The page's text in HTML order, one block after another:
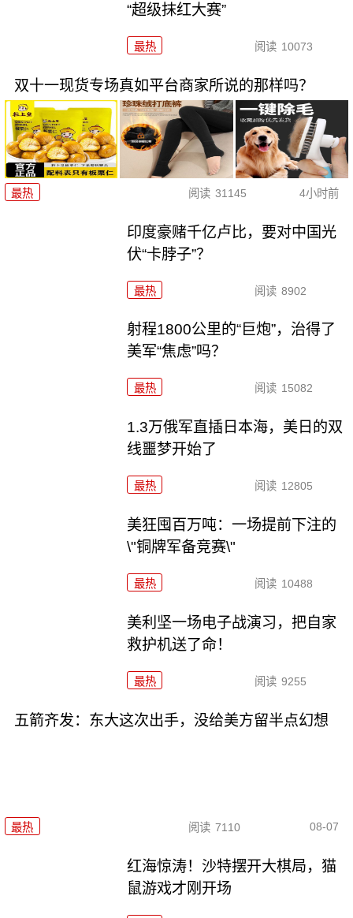
“超级抹红大赛”
最热 阅读 10073
双十一现货专场真如平台商家所说的那样吗？
最热 阅读 31145 4小时前
印度豪赌千亿卢比，要对中国光
伏“卡脖子”？
最热 阅读 8902
射程1800公里的“巨炮”，治得了
美军“焦虑”吗？
最热 阅读 15082
1.3万俄军直插日本海，美日的双
线噩梦开始了
最热 阅读 12805
美狂囤百万吨：一场提前下注的
\"铜牌军备竞赛\"
最热 阅读 10488
美利坚一场电子战演习，把自家
救护机送了命！
最热 阅读 9255
五箭齐发：东大这次出手，没给美方留半点幻想
最热 阅读 7110 08-07
红海惊涛！沙特摆开大棋局，猫
鼠游戏才刚开场